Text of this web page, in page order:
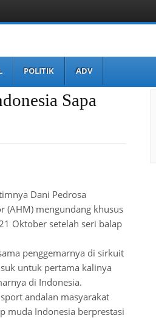
POLITIK ADV
Sapa
Dani Pedrosa
(AHM) mengundang khusus
Oktober setelah seri balap
penggemarnya di sirkuit
untuk pertama kalinya
di Indonesia.
andalan masyarakat
muda Indonesia berprestasi